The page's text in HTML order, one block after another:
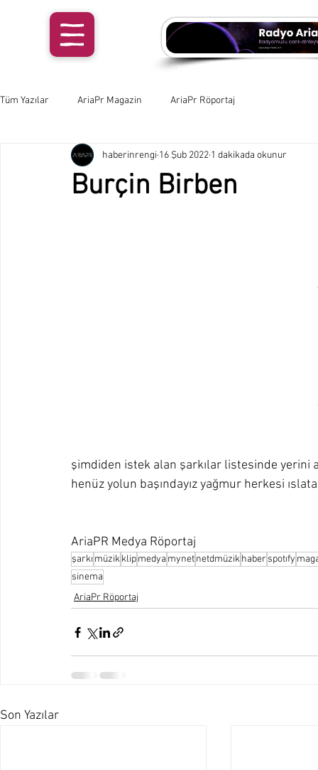
Tüm Yazılar AriaPr Magazin AriaPr Röportaj
Burçin Birben
haberinrengi 16 Şub 2022 1 dakikada okunur
şimdiden istek alan şarkılar listesinde yerini
henüz yolun başındayız yağmur herkesi
AriaPR Medya Röportaj
şarkı müzikklipmedya mynetnetdmüzikhaber spotıfy
sinema
AriaPr Röportaj
Son Yazılar